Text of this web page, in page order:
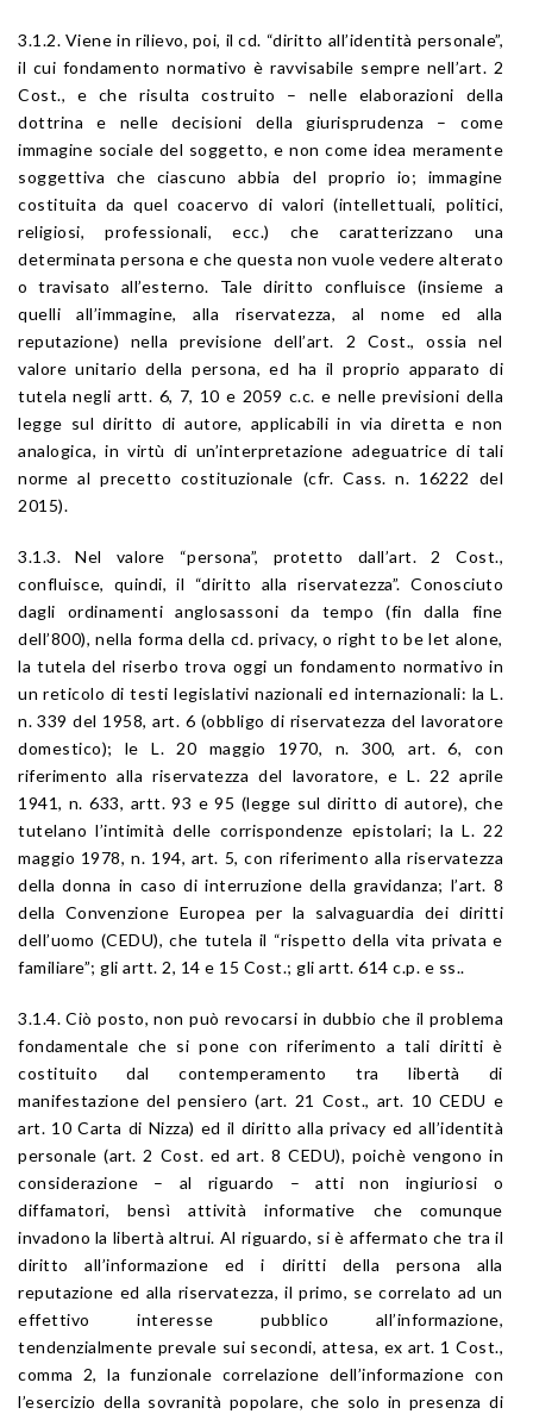
3.1.2. Viene in rilievo, poi, il cd. “diritto all’identità personale”,
il cui fondamento normativo è ravvisabile sempre nell’art. 2
Cost., e che risulta costruito – nelle elaborazioni della
dottrina e nelle decisioni della giurisprudenza – come
immagine sociale del soggetto, e non come idea meramente
soggettiva che ciascuno abbia del proprio io; immagine
costituita da quel coacervo di valori (intellettuali, politici,
religiosi, professionali, ecc.) che caratterizzano una
determinata persona e che questa non vuole vedere alterato
o travisato all’esterno. Tale diritto confluisce (insieme a
quelli all’immagine, alla riservatezza, al nome ed alla
reputazione) nella previsione dell’art. 2 Cost., ossia nel
valore unitario della persona, ed ha il proprio apparato di
tutela negli artt. 6, 7, 10 e 2059 c.c. e nelle previsioni della
legge sul diritto di autore, applicabili in via diretta e non
analogica, in virtù di un’interpretazione adeguatrice di tali
norme al precetto costituzionale (cfr. Cass. n. 16222 del
2015).
3.1.3. Nel valore “persona”, protetto dall’art. 2 Cost.,
confluisce, quindi, il “diritto alla riservatezza”. Conosciuto
dagli ordinamenti anglosassoni da tempo (fin dalla fine
dell’800), nella forma della cd. privacy, o right to be let alone,
la tutela del riserbo trova oggi un fondamento normativo in
un reticolo di testi legislativi nazionali ed internazionali: la L.
n. 339 del 1958, art. 6 (obbligo di riservatezza del lavoratore
domestico); le L. 20 maggio 1970, n. 300, art. 6, con
riferimento alla riservatezza del lavoratore, e L. 22 aprile
1941, n. 633, artt. 93 e 95 (legge sul diritto di autore), che
tutelano l’intimità delle corrispondenze epistolari; la L. 22
maggio 1978, n. 194, art. 5, con riferimento alla riservatezza
della donna in caso di interruzione della gravidanza; l’art. 8
della Convenzione Europea per la salvaguardia dei diritti
dell’uomo (CEDU), che tutela il “rispetto della vita privata e
familiare”; gli artt. 2, 14 e 15 Cost.; gli artt. 614 c.p. e ss..
3.1.4. Ciò posto, non può revocarsi in dubbio che il problema
fondamentale che si pone con riferimento a tali diritti è
costituito dal contemperamento tra libertà di
manifestazione del pensiero (art. 21 Cost., art. 10 CEDU e
art. 10 Carta di Nizza) ed il diritto alla privacy ed all’identità
personale (art. 2 Cost. ed art. 8 CEDU), poichè vengono in
considerazione – al riguardo – atti non ingiuriosi o
diffamatori, bensì attività informative che comunque
invadono la libertà altrui. Al riguardo, si è affermato che tra il
diritto all’informazione ed i diritti della persona alla
reputazione ed alla riservatezza, il primo, se correlato ad un
effettivo interesse pubblico all’informazione,
tendenzialmente prevale sui secondi, attesa, ex art. 1 Cost.,
comma 2, la funzionale correlazione dell’informazione con
l’esercizio della sovranità popolare, che solo in presenza di